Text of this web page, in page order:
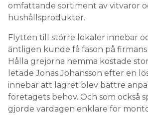
omfattande sortiment av vitvaror
hushållsprodukter.
Flytten till större lokaler innebar
äntligen kunde få fason på
Hålla grejorna hemma kostade
letade Jonas Johansson efter en
innebar att lagret blev bättre
företagets behov. Och som också
gjorde vardagen enklare för